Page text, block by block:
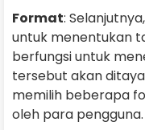
Format:
untuk menentukan
berfungsi untuk
tersebut akan
memilih beberapa
oleh para pengguna.